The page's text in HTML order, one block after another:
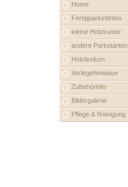
Home
Fertigparkettinfos
kleine Holzkunde
andere Parketarten
Holzlexikon
Verlegehinweise
Zubehörinfo
Bildergalerie
Pflege & Reinigung